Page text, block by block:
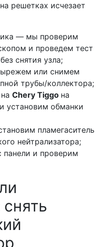
решетках исчезает
— мы проверим
и проведем тест
снятия узла;
или снимем
трубы/коллектора;
Сhery Tiggo на
установим обманки
пламегаситель
нейтрализатора;
и проверим